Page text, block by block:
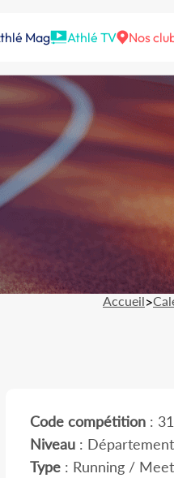
Mag Athlé TV Nos
Accueil>
Code compétition:
Niveau:
Type: Running /